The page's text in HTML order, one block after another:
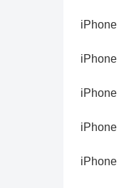
iPhone
iPhone
iPhone
iPhone